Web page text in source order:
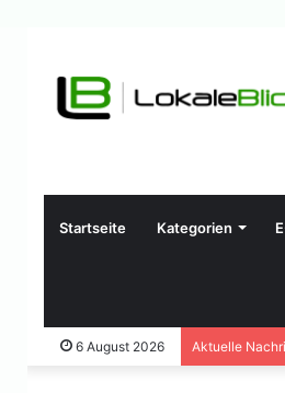
Startseite Kategorien
6 August 2026 Aktuelle